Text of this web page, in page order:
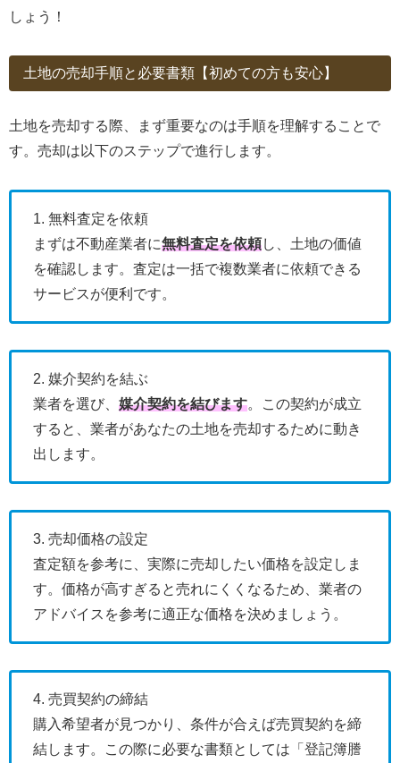
しょう！
土地の売却手順と必要書類【初めての方も安心】
土地を売却する際、まず重要なのは手順を理解することで
す。売却は以下のステップで進行します。
1. 無料査定を依頼
まずは不動産業者に無料査定を依頼し、土地の価値
を確認します。査定は一括で複数業者に依頼できる
サービスが便利です。
2. 媒介契約を結ぶ
業者を選び、 媒介契約を結びます。この契約が成立
すると、業者があなたの土地を売却するために動き
出します。
3. 売却価格の設定
査定額を参考に、実際に売却したい価格を設定しま
す。価格が高すぎると売れにくくなるため、業者の
アドバイスを参考に適正な価格を決めましょう。
4. 売買契約の締結
購入希望者が見つかり、条件が合えば売買契約を締
結します。この際に必要な書類としては「登記簿謄